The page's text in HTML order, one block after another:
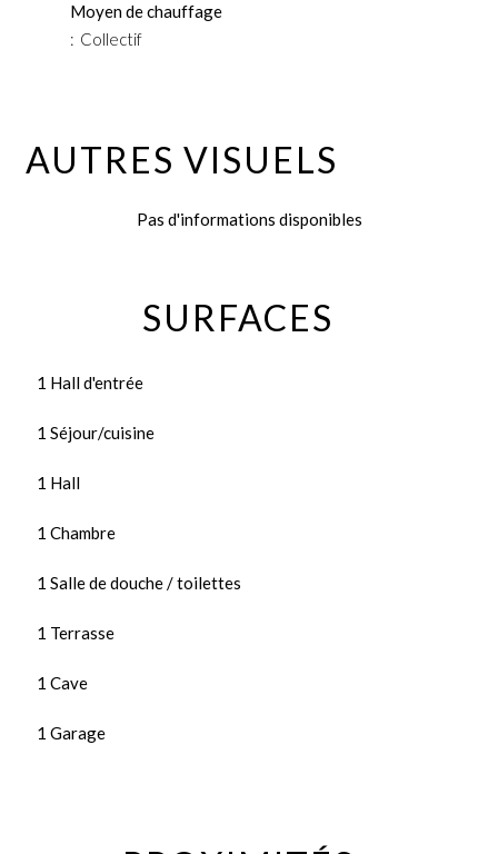
Moyen de chauffage
Collectif
AUTRES VISUELS
Pas d'informations disponibles
SURFACES
1 Hall d'entrée
1 Séjour/cuisine
1 Hall
1 Chambre
1 Salle de douche / toilettes
1 Terrasse
1 Cave
1 Garage